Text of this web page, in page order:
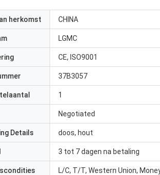
herkomst CHINA
LGMC
CE, ISO9001
37B3057
1
Negotiated
Details doos, hout
3 tot 7 dagen na betaling
L/C, T/T, Western Union,